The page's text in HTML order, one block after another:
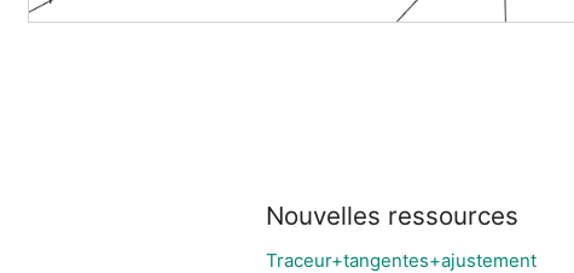
Nouvelles ressources
Traceur+tangentes+ajustement